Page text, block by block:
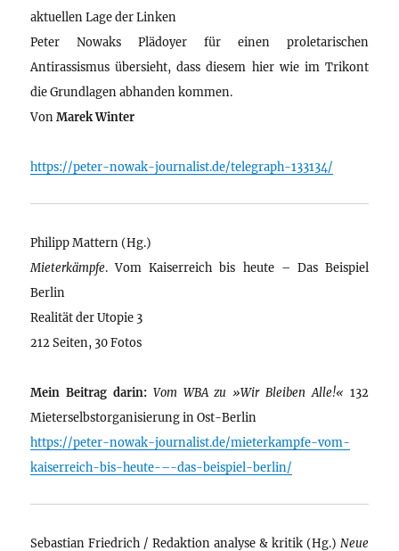
aktuellen Lage der Linken
Peter Nowaks Plädoyer für einen proletarischen
Antirassismus übersieht, dass diesem hier wie im Trikont
die Grundlagen abhanden kommen.
VonMarek Winter
https://peter-nowak-journalist.de/telegraph-133134/
Philipp Mattern (Hg.)
Mieterkämpfe. Vom Kaiserreich bis heute – Das Beispiel
Berlin
Realität der Utopie 3
212 Seiten, 30 Fotos
Mein Beitrag darin: Vom WBA zu »Wir Bleiben Alle!« 132
Mieterselbstorganisierung in Ost-Berlin
https://peter-nowak-journalist.de/mieterkampfe-vom-
kaiserreich-bis-heute-–-das-beispiel-berlin/
Sebastian Friedrich / Redaktion analyse & kritik (Hg.) Neue